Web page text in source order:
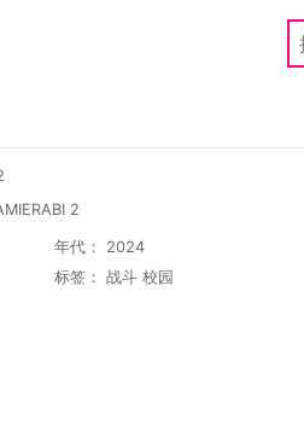
2
年代： 2024
标签：战斗 校园